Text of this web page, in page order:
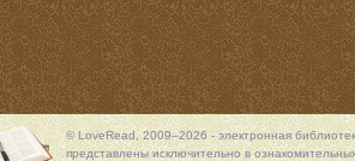
© LoveRead, 2009–2026 - электронная
представлены исключительно в